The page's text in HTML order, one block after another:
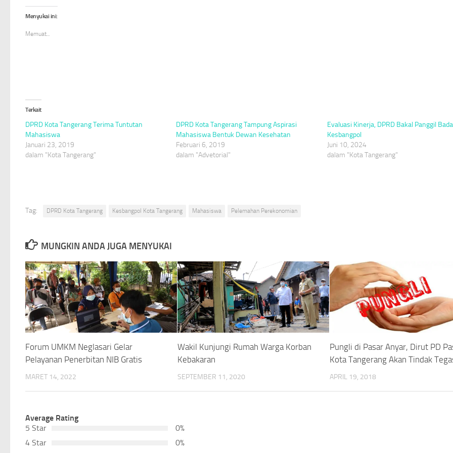
Twitter(Membuka
di
jendela
baru)
Menyukai ini:
Memuat...
Terkait
DPRD Kota Tangerang Terima Tuntutan
Mahasiswa
Januari 23, 2019
dalam "Kota Tangerang"
DPRD Kota Tangerang Tampung Aspirasi
Mahasiswa Bentuk Dewan Kesehatan
Februari 6, 2019
dalam "Advetorial"
Evaluasi Kinerja, DPRD Bakal Panggil
Kesbangpol
Juni 10, 2024
dalam "Kota Tangerang"
Tag: DPRD Kota Tangerang Kesbangpol Kota Tangerang Mahasiswa Pelemahan Perekonomian
MUNGKIN ANDA JUGA MENYUKAI
Forum UMKM Neglasari Gelar
Pelayanan Penerbitan NIB Gratis
MARET 14, 2022
Wakil Kunjungi Rumah Warga Korban
Kebakaran
SEPTEMBER 11, 2020
Pungli di Pasar Anyar, Dirut PD
Kota Tangerang Akan Tindak
APRIL 19, 2018
Average Rating
5 Star
0%
4 Star
0%